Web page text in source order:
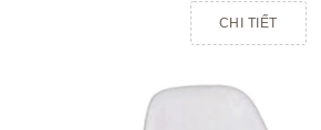
CHI TIẾT